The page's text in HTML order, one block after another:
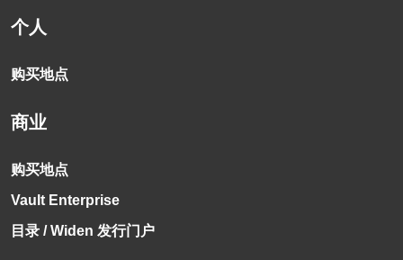
个人
购买地点
商业
购买地点
Vault Enterprise
目录 / Widen 发行门户